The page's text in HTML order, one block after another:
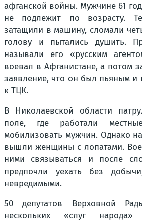
афганской войны. Мужчине 61
не подлежит по возрасту.
затащили в машину, сломали
голову и пытались душить.
называли его «русским
воевал в Афганистане, а потом
заявление, что он был пьяным и
к ТЦК.
В Николаевской области
поле, где работали
мобилизовать мужчин. Однако
вышли женщины с лопатами.
ними связываться и после
предпочли уехать без
невредимыми.
50 депутатов Верховной
нескольких «слуг народа»